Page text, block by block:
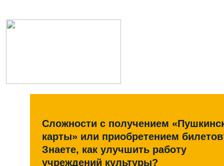
Сложности с получением
карты» или приобретением
Знаете, как улучшить работу
учреждений культуры?